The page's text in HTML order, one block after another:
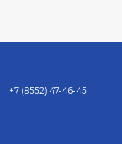
+7 (8552) 47-46-45